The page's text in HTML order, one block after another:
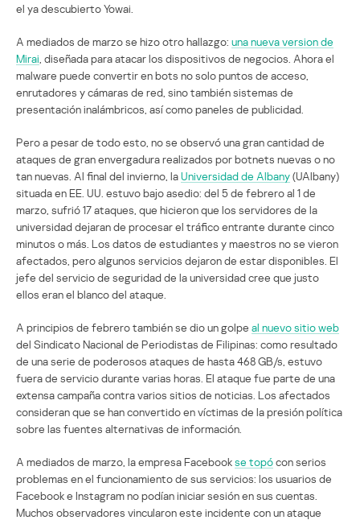
el ya descubierto Yowai.
A mediados de marzo se hizo otro hallazgo: una nueva version de
Mirai , diseñada para atacar los dispositivos de negocios. Ahora el
malware puede convertir en bots no solo puntos de acceso,
enrutadores y cámaras de red, sino también sistemas de
presentación inalámbricos, así como paneles de publicidad.
Pero a pesar de todo esto, no se observó una gran cantidad de
ataques de gran envergadura realizados por botnets nuevas o no
tan nuevas. Al final del invierno, laUniversidad de Albany(UAlbany)
situada en EE. UU. estuvo bajo asedio: del 5 de febrero al 1 de
marzo, sufrió 17 ataques, que hicieron que los servidores de la
universidad dejaran de procesar el tráfico entrante durante cinco
minutos o más. Los datos de estudiantes y maestros no se vieron
afectados, pero algunos servicios dejaron de estar disponibles. El
jefe del servicio de seguridad de la universidad cree que justo
ellos eran el blanco del ataque.
A principios de febrero también se dio un golpe al nuevo sitio web
del Sindicato Nacional de Periodistas de Filipinas: como resultado
de una serie de poderosos ataques de hasta 468 GB/s, estuvo
fuera de servicio durante varias horas. El ataque fue parte de una
extensa campaña contra varios sitios de noticias. Los afectados
consideran que se han convertido en víctimas de la presión política
sobre las fuentes alternativas de información.
A mediados de marzo, la empresa Facebookse topócon serios
problemas en el funcionamiento de sus servicios: los usuarios de
Facebook e Instagram no podían iniciar sesión en sus cuentas.
Muchos observadores vincularon este incidente con un ataque